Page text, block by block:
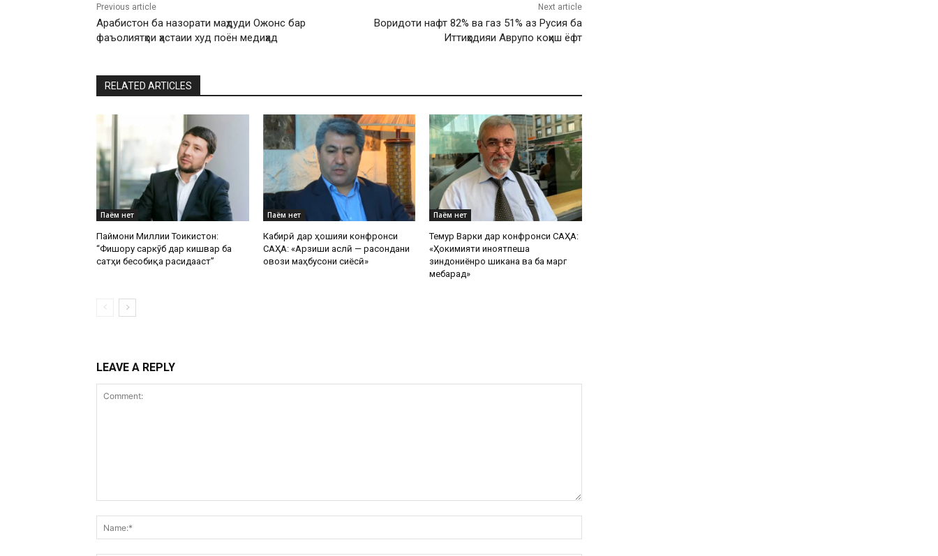
Previous article
Арабистон ба назорати маҳдуди Ожонс бар
фаъолиятҳои ҳастаии худ поён медиҳад
Next article
Воридоти нафт 82% ва газ 51% аз Русия ба
Иттиҳодияи Аврупо коҳиш ёфт
RELATED ARTICLES
Паём нет
Паймони Миллии Тоҷикистон:
“Фишору саркӯб дар кишвар ба
сатҳи бесобиқа расидааст”
Паём нет
Кабирӣ дар ҳошияи конфронси
САҲА: «Арзиши аслӣ — расондани
овози маҳбусони сиёсӣ»
Паём нет
Темур Варки дар конфронси САҲА:
«Ҳокимияти ҷиноятпеша
зиндониёнро шиканҷа ва ба марг
мебарад»
LEAVE A REPLY